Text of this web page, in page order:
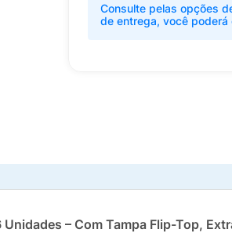
Consulte pelas opções
de entrega, você poderá
– Com Tampa Flip-Top,